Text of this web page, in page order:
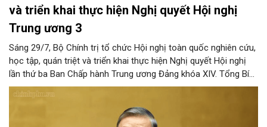
và triển khai thực hiện Nghị quyết Hội nghị
Trung ương 3
Sáng 29/7, Bộ Chính trị tổ chức Hội nghị toàn quốc nghiên cứu,
học tập, quán triệt và triển khai thực hiện Nghị quyết Hội nghị
lần thứ ba Ban Chấp hành Trung ương Đảng khóa XIV. Tổng Bí
thư, Chủ tịch nước Tô Lâm đã có bài phát biểu chỉ đạo quan
trọng. Tạp chí Người Hà Nội trân trọng giới thiệu toàn văn bài
phát biểu của đồng chí Tổng Bí thư, Chủ tịch nước.